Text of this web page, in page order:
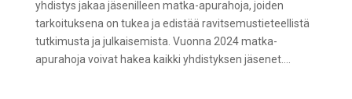
yhdistys jakaa jäsenilleen matka-apurahoja, joiden
tarkoituksena on tukea ja edistää ravitsemustieteellistä
tutkimusta ja julkaisemista. Vuonna 2024 matka-
apurahoja voivat hakea kaikki yhdistyksen jäsenet....